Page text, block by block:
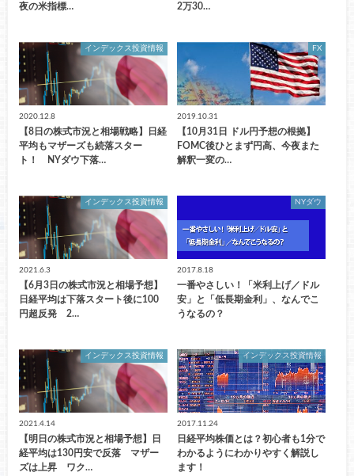
夜の米指標…
2万30…
インデックス投資情報
2020.12.8
【8日の株式市況と相場戦略】日経
平均もマザーズも続落スター
ト！ NYダウ下落…
FX
2019.10.31
【10月31日 ドル円予想の根拠】
FOMC後ひとまず円高、今夜また
解釈一変の…
インデックス投資情報
2021.6.3
【6月3日の株式市況と相場予想】
日経平均は下落スタート後に100
円超反発 2…
NYダウ
2017.8.18
一番やさしい！「米利上げ／ドル
安」と「低長期金利」、なんでこ
うなるの？
インデックス投資情報
2021.4.14
【明日の株式市況と相場予想】日
経平均は130円安で反落 マザー
ズは上昇 ワク…
インデックス投資情報
2017.11.24
日経平均株価とは？初心者も1分で
わかるようにわかりやすく解説し
ます！